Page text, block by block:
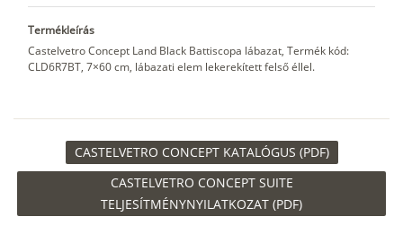
Termékleírás
Castelvetro Concept Land Black Battiscopa lábazat, Termék kód:
CLD6R7BT, 7×60 cm, lábazati elem lekerekített felső éllel.
CASTELVETRO CONCEPT KATALÓGUS (PDF)
CASTELVETRO CONCEPT SUITE
TELJESÍTMÉNYNYILATKOZAT (PDF)